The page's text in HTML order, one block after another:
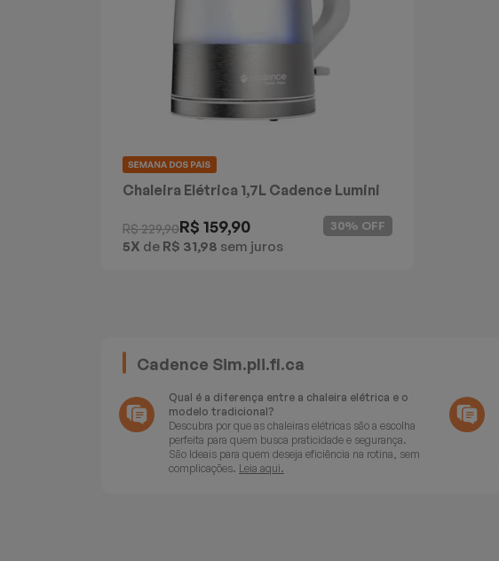
Chaleira Elétrica 1,7L Cadence Lumini
R$ 229,90R$ 159,90
5X de R$ 31,98 sem juros
30% OFF
Cadence Sim.pli.fi.ca
Qual é a diferença entre a chaleira elétrica e o
modelo tradicional?
Descubra por que as chaleiras elétricas são a escolha
perfeita para quem busca praticidade e segurança.
São Ideais para quem deseja eficiência na rotina, sem
complicações. Leia aqui.